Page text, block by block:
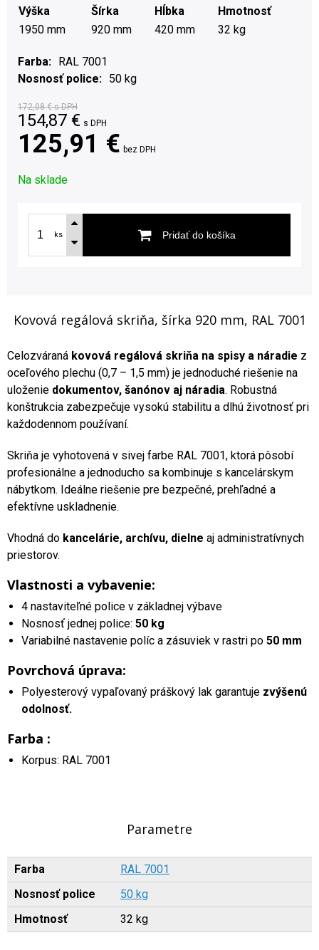
Výška Šírka Hĺbka
Hmotnosť
1950 mm
920 mm 420 mm 32 kg
Farba
RAL 7001
Nosnosť police
50 kg
172,08 €s DPH
154,87 € s DPH
125,91 € bez DPH
Na sklade
ks Pridať do košíka
Kovová regálová skriňa, šírka 920 mm, RAL 7001
Celozváraná kovová regálová skriňa na spisy a náradie z
oceľového plechu (0,7 – 1,5 mm) je jednoduché riešenie na
uloženie dokumentov, šanónov aj náradia. Robustná
konštrukcia zabezpečuje vysokú stabilitu a dlhú životnosť pri
každodennom používaní.
Skriňa je vyhotovená v sivej farbe RAL 7001, ktorá pôsobí
profesionálne a jednoducho sa kombinuje s kancelárskym
nábytkom. Ideálne riešenie pre bezpečné, prehľadné a
efektívne uskladnenie.
Vhodná do kancelárie, archívu, dielne aj administratívnych
priestorov.
Vlastnosti a vybavenie:
4 nastaviteľné police v základnej výbave
Nosnosť jednej police: 50 kg
Variabilné nastavenie políc a zásuviek v rastri po 50 mm
Povrchová úprava:
Polyesterový vypaľovaný práškový lak garantuje zvýšenú
odolnosť.
Farba :
Korpus: RAL 7001
Parametre
Farba
RAL 7001
Nosnosť police
50 kg
Hmotnosť
32 kg